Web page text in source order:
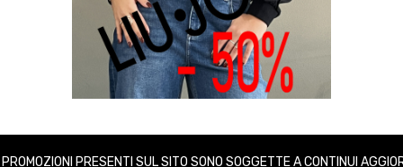
PRESENTI SUL SITO SONO SOGGETTE A CONTINUI